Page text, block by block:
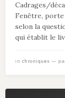
Cadrages/
Fenêtre, porte
selon la
qui établit le
in chroniques —